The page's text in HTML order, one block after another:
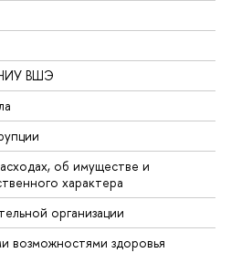
ВШЭ
об имуществе и
характера
организации
возможностями здоровья